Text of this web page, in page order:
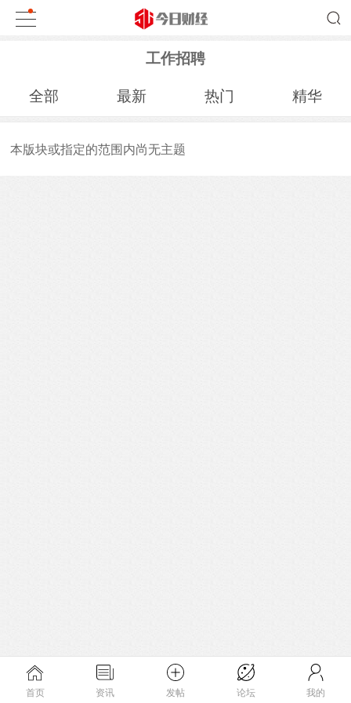
工作招聘
全部 最新 热门 精华
本版块或指定的范围内尚无主题
首页 资讯 发帖 论坛 我的